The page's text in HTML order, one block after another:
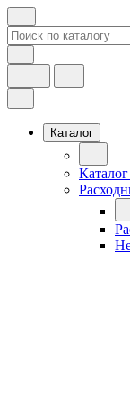
Каталог
Каталог